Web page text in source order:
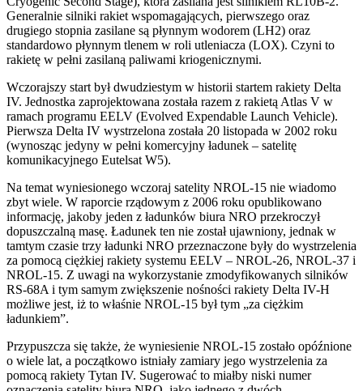
Generalnie silniki rakiet wspomagających, pierwszego oraz
drugiego stopnia zasilane są płynnym wodorem (LH2) oraz
standardowo płynnym tlenem w roli utleniacza (LOX). Czyni to
rakietę w pełni zasilaną paliwami kriogenicznymi.
Wczorajszy start był dwudziestym w historii startem rakiety Delta
IV. Jednostka zaprojektowana została razem z rakietą Atlas V w
ramach programu EELV (Evolved Expendable Launch Vehicle).
Pierwsza Delta IV wystrzelona została 20 listopada w 2002 roku
(wynosząc jedyny w pełni komercyjny ładunek – satelitę
komunikacyjnego Eutelsat W5).
Na temat wyniesionego wczoraj satelity NROL-15 nie wiadomo
zbyt wiele. W raporcie rządowym z 2006 roku opublikowano
informację, jakoby jeden z ładunków biura NRO przekroczył
dopuszczalną masę. Ładunek ten nie został ujawniony, jednak w
tamtym czasie trzy ładunki NRO przeznaczone były do wystrzelenia
za pomocą ciężkiej rakiety systemu EELV – NROL-26, NROL-37 i
NROL-15. Z uwagi na wykorzystanie zmodyfikowanych silników
RS-68A i tym samym zwiększenie nośności rakiety Delta IV-H
możliwe jest, iż to właśnie NROL-15 był tym „za ciężkim
ładunkiem”.
Przypuszcza się także, że wyniesienie NROL-15 zostało opóźnione
o wiele lat, a początkowo istniały zamiary jego wystrzelenia za
pomocą rakiety Tytan IV. Sugerować to miałby niski numer